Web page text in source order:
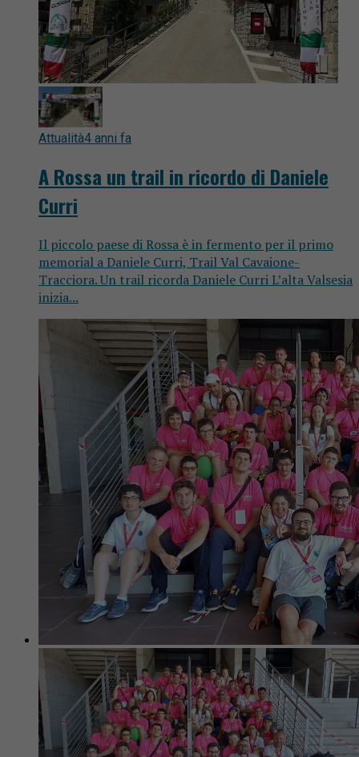
Attualità4 anni fa
A Rossa un trail in ricordo di Daniele
Curri
Il piccolo paese di Rossa è in fermento per il primo
memorial a Daniele Curri, Trail Val Cavaione-
Tracciora. Un trail ricorda Daniele Curri L’alta Valsesia
inizia...